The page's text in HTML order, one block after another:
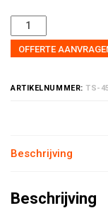
OFFERTE
ARTIKELNUMMER:TS-
Beschrijving
Beschrijving